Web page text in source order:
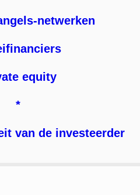
netwerken
equity
*
van de investeerder